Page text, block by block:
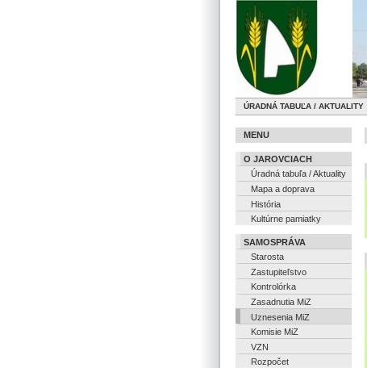
ÚRADNÁ TABUĽA / AKTUALITY
MENU
O JAROVCIACH
Úradná tabuľa / Aktuality
Mapa a doprava
História
Kultúrne pamiatky
SAMOSPRÁVA
Starosta
Zastupiteľstvo
Kontrolórka
Zasadnutia MiZ
Uznesenia MiZ
Komisie MiZ
VZN
Rozpočet